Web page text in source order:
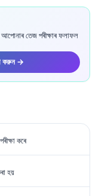
তেজ পৰীক্ষাৰ ফলাফল
করুন →
কৰে
হয়